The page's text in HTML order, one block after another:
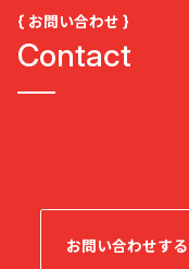
{ お問い合わせ }
Contact
お問い合わせする